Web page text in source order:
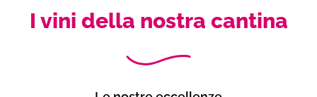
I vini della nostra cantina